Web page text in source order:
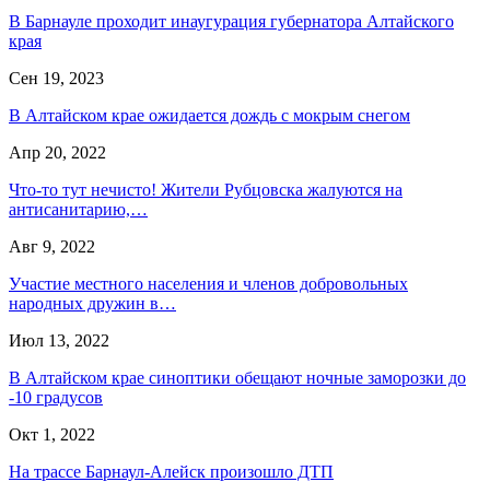
В Барнауле проходит инаугурация губернатора Алтайского
края
Сен 19, 2023
В Алтайском крае ожидается дождь с мокрым снегом
Апр 20, 2022
Что-то тут нечисто! Жители Рубцовска жалуются на
антисанитарию,…
Авг 9, 2022
Участие местного населения и членов добровольных
народных дружин в…
Июл 13, 2022
В Алтайском крае синоптики обещают ночные заморозки до
-10 градусов
Окт 1, 2022
На трассе Барнаул-Алейск произошло ДТП